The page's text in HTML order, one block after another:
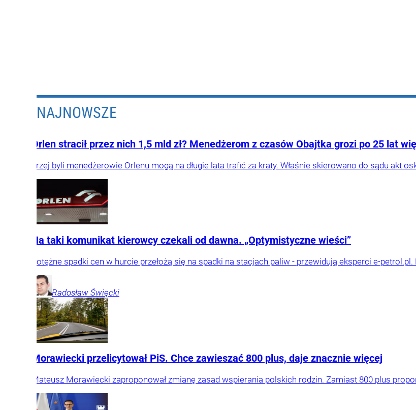
NAJNOWSZE
Orlen stracił przez nich 1,5 mld zł? Menedżerom z czasów Obajtka grozi po 25 lat
Trzej byli menedżerowie Orlenu mogą na długie lata trafić za kraty. Właśnie skierowano do sądu akt
Na taki komunikat kierowcy czekali od dawna. „Optymistyczne wieści”
Potężne spadki cen w hurcie przełożą się na spadki na stacjach paliw - przewidują eksperci e-
Radosław Święcki
Morawiecki przelicytował PiS. Chce zawieszać 800 plus, daje znacznie więcej
Mateusz Morawiecki zaproponował zmianę zasad wspierania polskich rodzin. Zamiast 800 plus